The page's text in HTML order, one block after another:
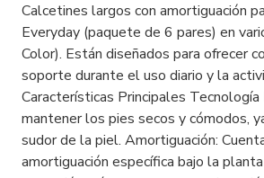
Calcetines largos con amortiguación
Everyday (paquete de 6 pares) en
Color). Están diseñados para ofrecer
soporte durante el uso diario y la
Características Principales Tecnología
mantener los pies secos y cómodos,
sudor de la piel. Amortiguación:
amortiguación específica bajo la